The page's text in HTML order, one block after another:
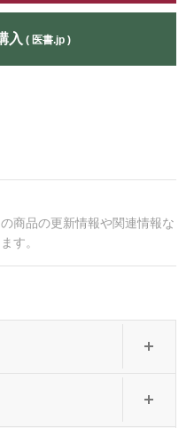
入 ( 医書.jp )
商品の更新情報や関連情報な
す。